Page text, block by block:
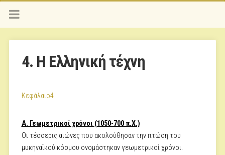
4. Η Ελληνική τέχνη
Κεφάλαιο4
Α. Γεωμετρικοί χρόνοι (1050-700 π.Χ.)
Οι τέσσερις αιώνες που ακολούθησαν την πτώση του
μυκηναϊκού κόσμου ονομάστηκαν γεωμετρικοί χρόνοι.